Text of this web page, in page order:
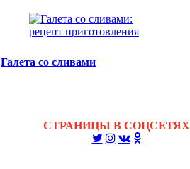
Галета со сливами
СТРАНИЦЫ В СОЦСЕТЯХ